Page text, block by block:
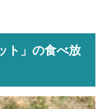
ト」の食べ放